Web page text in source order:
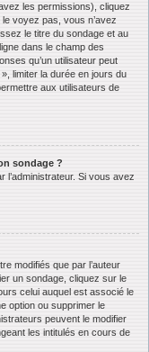
les permissions), cliquez
voyez pas, vous n’avez
le titre du sondage et au
dans le champ des
qu’un utilisateur peut
limiter la durée en jours du
aux utilisateurs de
sondage ?
l’administrateur. Si vous avez
modifiés que par l’auteur
un sondage, cliquez sur le
celui auquel est associé le
option ou supprimer le
peuvent le modifier
les intitulés en cours de